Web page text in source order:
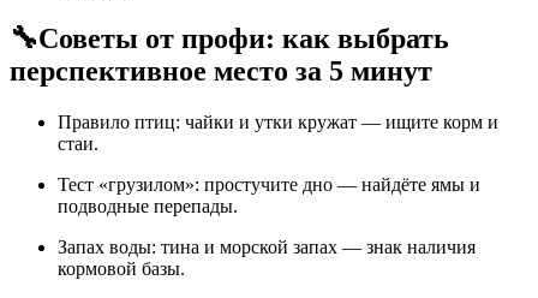
🔧Советы от профи: как выбрать
перспективное место за 5 минут
Правило птиц: чайки и утки кружат — ищите корм и
стаи.
Тест «грузилом»: простучите дно — найдёте ямы и
подводные перепады.
Запах воды: тина и морской запах — знак наличия
кормовой базы.